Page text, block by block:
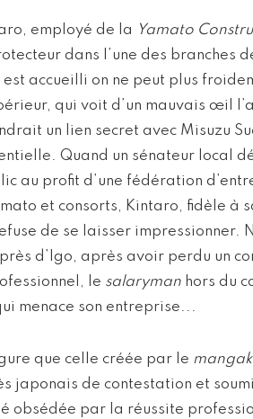
employé de la Yamato
dans l’une des branches
accueilli on ne peut plus
qui voit d’un mauvais œil
un lien secret avec Misuzu
Quand un sénateur local
au profit d’une fédération
et consorts, Kintaro, fidèle à
de se laisser impressionner.
d’Igo, après avoir perdu un
le salaryman hors du
menace son entreprise...
que celle créée par le
japonais de contestation et
obsédée par la réussite